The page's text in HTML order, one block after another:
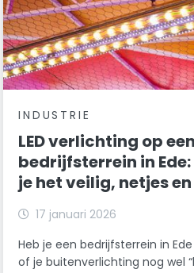
INDUSTRIE
LED verlichting op een
bedrijfsterrein in
je het veilig, netjes
17 januari 2026
Heb je een bedrijfsterrein in
of je buitenverlichting nog wel